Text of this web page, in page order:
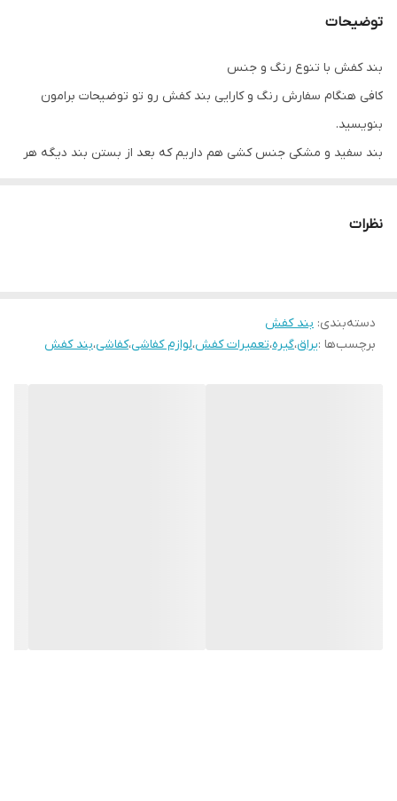
توضیحات
بند کفش با تنوع رنگ و جنس
کافی هنگام سفارش رنگ و کارایی بند کفش رو تو توضیحات برامون
بنویسید.
بند سفید و مشکی جنس کشی هم داریم که بعد از بستن بند دیگه هر
نظرات
دسته‌بندی: بند کفش
برچسب‌ها :یراق،گیره،تعمیرات کفش،لوازم کفاشی،کفاشی،بند کفش